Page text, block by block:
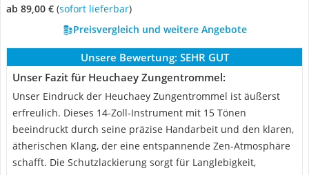
ab 89,00 € ( Sofort lieferbar)
Preisvergleich und weitere Angebote
Unsere Bewertung: SEHR GUT
Unser Fazit für Heuchaey Zungentrommel:
Unser Eindruck der Heuchaey Zungentrommel ist äußerst
erfreulich. Dieses 14-Zoll-Instrument mit 15 Tönen
beeindruckt durch seine präzise Handarbeit und den klaren,
ätherischen Klang, der eine entspannende Zen-Atmosphäre
schafft. Die Schutzlackierung sorgt für Langlebigkeit,